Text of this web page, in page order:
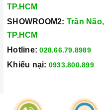
TP.HCM
SHOWROOM2: Trần
TP.HCM
Hotline: 028.66.79.8989
Khiếu nại: 0933.800.899
© Bản quyền thuộc về